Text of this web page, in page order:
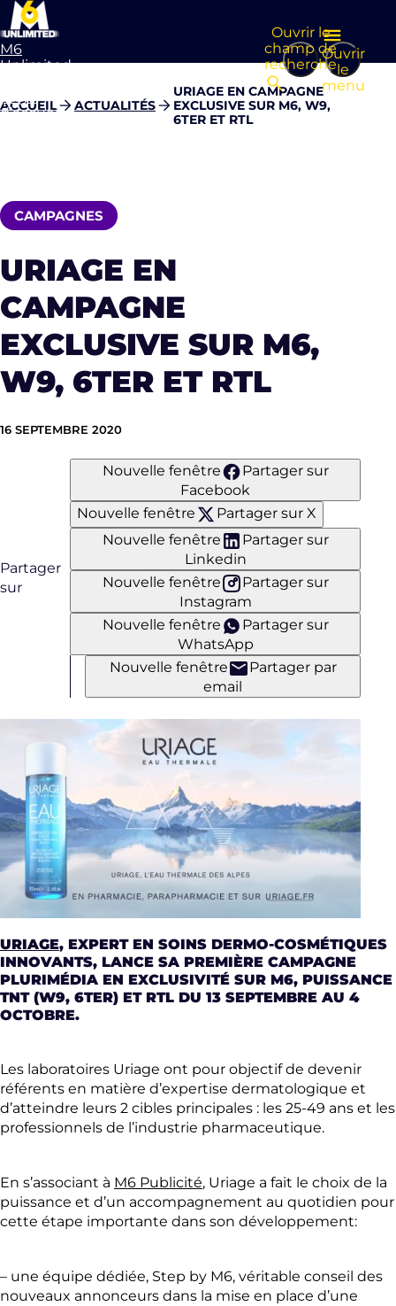
M6
Unlimited
page
d’accueil
Ouvrir
le
menu
Ouvrir le
champ de
recherche
ACCUEIL ACTUALITÉS
URIAGE EN CAMPAGNE
EXCLUSIVE SUR M6, W9,
6TER ET RTL
CAMPAGNES
URIAGE EN
CAMPAGNE
EXCLUSIVE SUR M6,
W9, 6TER ET RTL
16 SEPTEMBRE 2020
Partager
sur
Nouvelle fenêtre
Partager sur
Facebook
Nouvelle fenêtre
Partager sur X
Nouvelle fenêtre
Partager sur
Linkedin
Nouvelle fenêtre
Partager sur
Instagram
Nouvelle fenêtre
Partager sur
WhatsApp
Nouvelle fenêtre
Partager par
email
URIAGE, EXPERT EN SOINS DERMO-COSMÉTIQUES
INNOVANTS, LANCE SA PREMIÈRE CAMPAGNE
PLURIMÉDIA EN EXCLUSIVITÉ SUR M6, PUISSANCE
TNT (W9, 6TER) ET RTL DU 13 SEPTEMBRE AU 4
OCTOBRE.
Les laboratoires Uriage ont pour objectif de devenir
référents en matière d’expertise dermatologique et
d’atteindre leurs 2 cibles principales : les 25-49 ans et les
professionnels de l’industrie pharmaceutique.
En s’associant à M6 Publicité, Uriage a fait le choix de la
puissance et d’un accompagnement au quotidien pour
cette étape importante dans son développement:
– une équipe dédiée, Step by M6, véritable conseil des
nouveaux annonceurs dans la mise en place d’une